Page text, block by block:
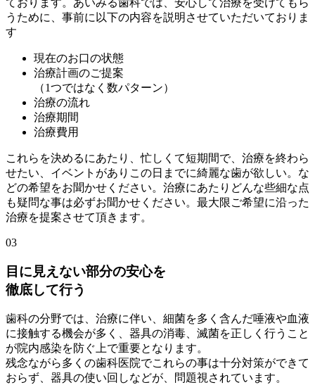
うために、事前に以下の内容を説明させていただいておりま
す
現在のお口の状態
治療計画のご提案
（1つではなく数パターン）
治療の流れ
治療期間
治療費用
これらを決めるにあたり、忙しくて短期間で、治療を終わら
せたい、イベントがありこの日までに綺麗な歯が欲しい。な
どの希望をお聞かせください。治療にあたりどんな些細な点
も疑問な事は必ずお聞かせください。最大限ご希望に沿った
治療を提案させて頂きます。
03
目に見えない部分の安心を
徹底して行う
歯科の分野では、治療に伴い、細菌を多く含んだ唾液や血液
に接触する機会が多く、器具の消毒、滅菌を正しく行うこと
が院内感染を防ぐ上で重要となります。
残念ながら多くの歯科医院でこれらの事は十分対策ができて
おらず、器具の使い回しなどが、問題視されています。